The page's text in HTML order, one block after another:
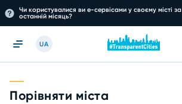
Чи користувалися ви е-сервісами у своєму місті за
останній місяць?
UA
Порівняти міста